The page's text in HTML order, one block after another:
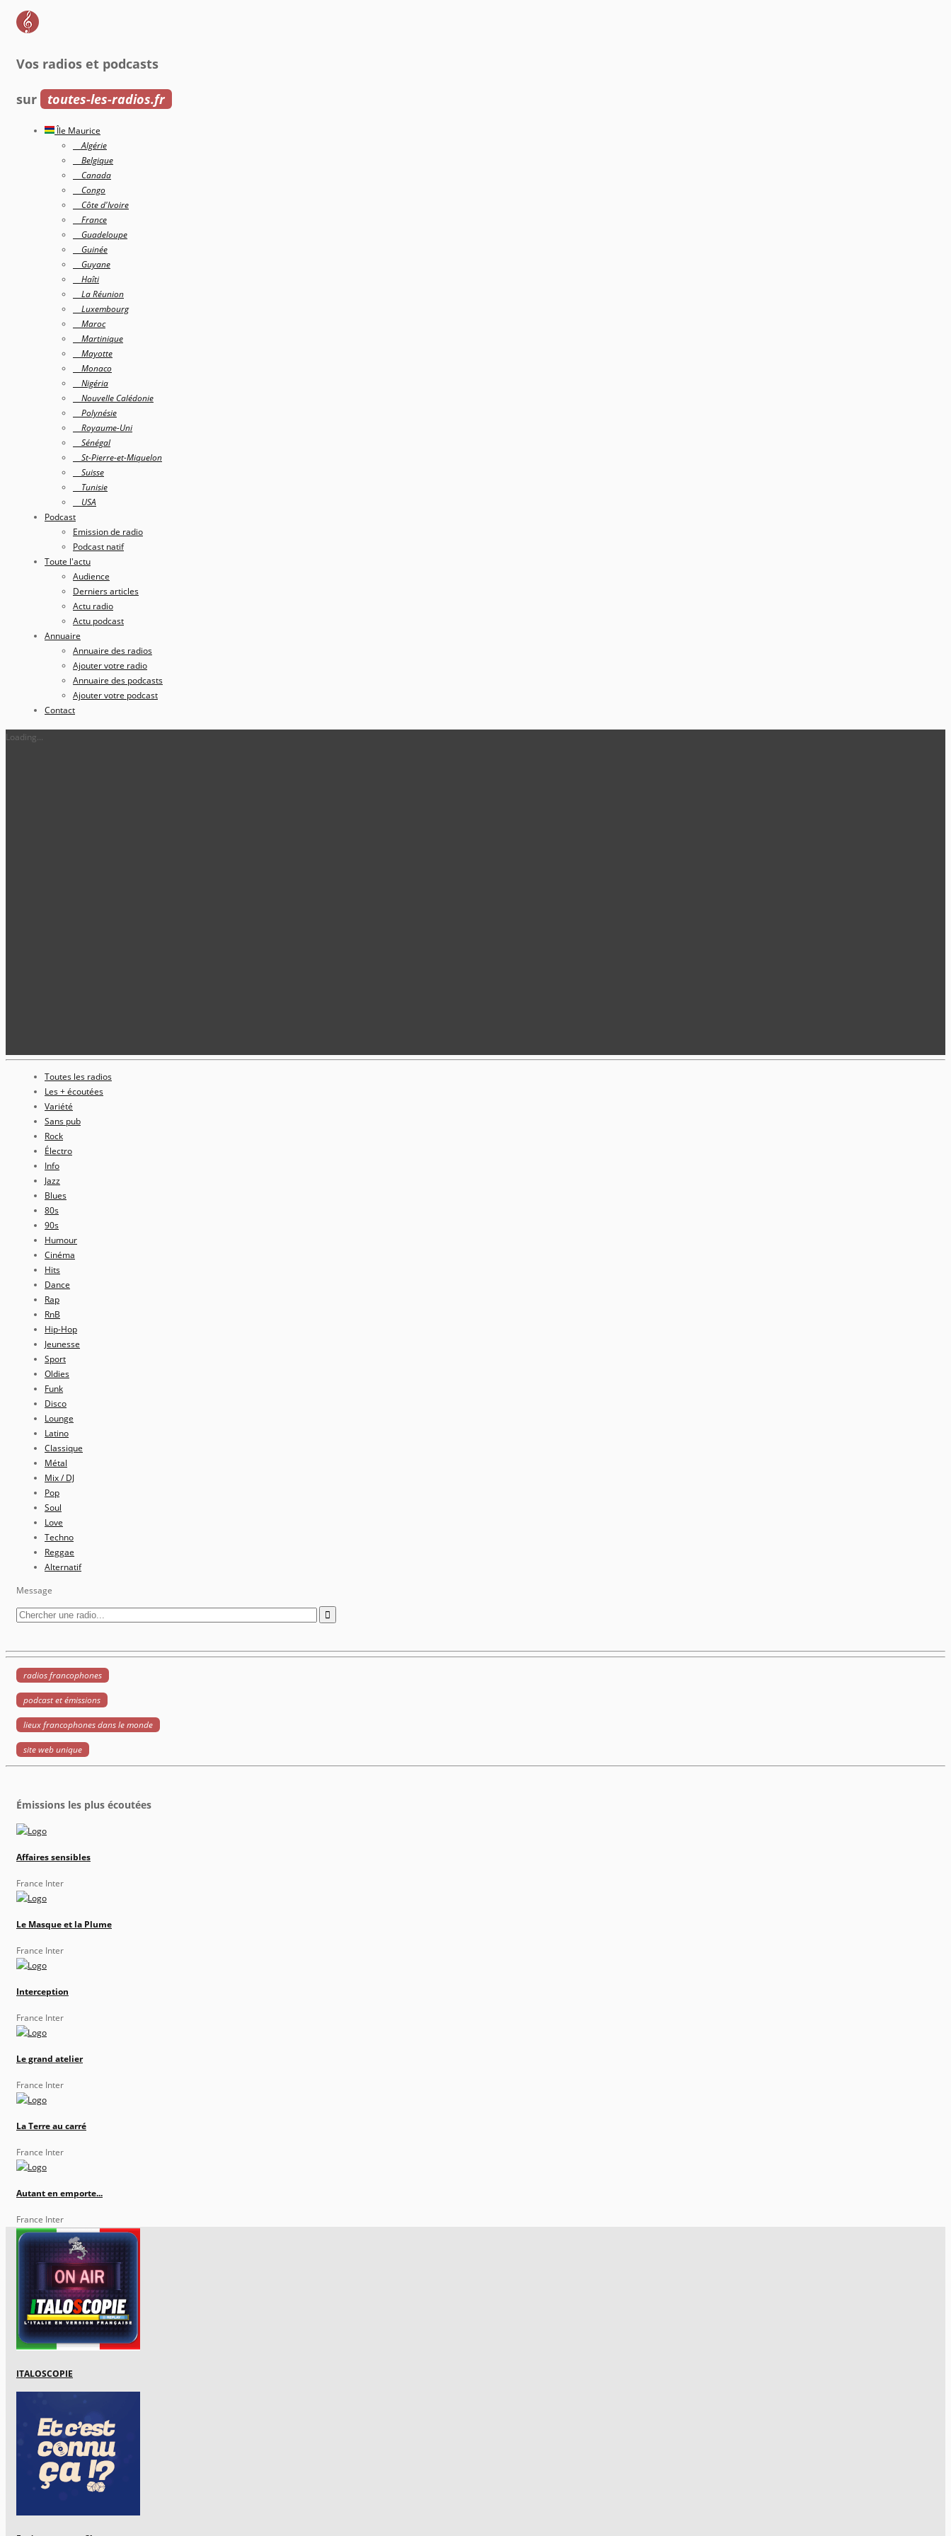
Vos radios et podcasts
sur toutes-les-radios.fr
Île Maurice
Algérie
Belgique
Canada
Congo
Côte d'Ivoire
France
Guadeloupe
Guinée
Guyane
Haîti
La Réunion
Luxembourg
Maroc
Martinique
Mayotte
Monaco
Nigéria
Nouvelle Calédonie
Polynésie
Royaume-Uni
Sénégal
St-Pierre-et-Miquelon
Suisse
Tunisie
USA
Podcast
Emission de radio
Podcast natif
Toute l'actu
Audience
Derniers articles
Actu radio
Actu podcast
Annuaire
Annuaire des radios
Ajouter votre radio
Annuaire des podcasts
Ajouter votre podcast
Contact
Loading...
Toutes les radios
Les + écoutées
Variété
Sans pub
Rock
Électro
Info
Jazz
Blues
80s
90s
Humour
Cinéma
Hits
Dance
Rap
RnB
Hip-Hop
Jeunesse
Sport
Oldies
Funk
Disco
Lounge
Latino
Classique
Métal
Mix / DJ
Pop
Soul
Love
Techno
Reggae
Alternatif
Message
radios francophones
podcast et émissions
lieux francophones dans le monde
site web unique
Émissions les plus écoutées
Affaires sensibles
France Inter
Le Masque et la Plume
France Inter
Interception
France Inter
Le grand atelier
France Inter
La Terre au carré
France Inter
Autant en emporte...
France Inter
ITALOSCOPIE